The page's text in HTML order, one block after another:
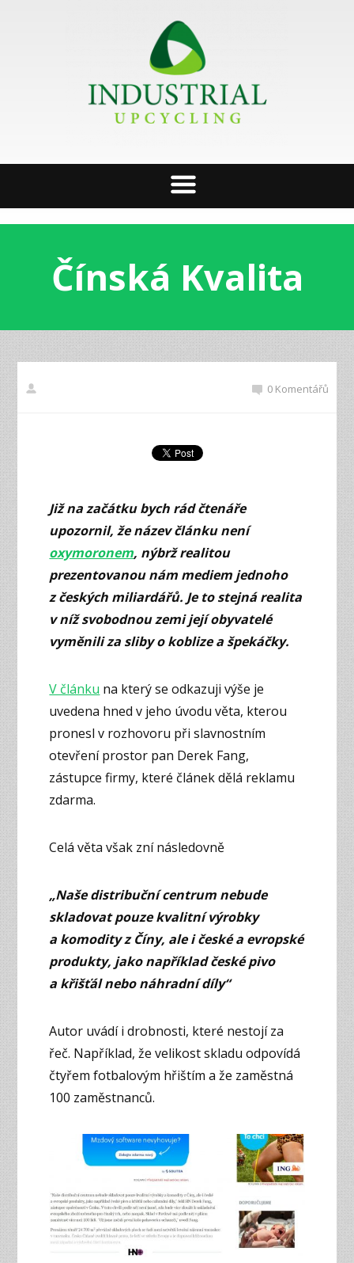
Čínská Kvalita
0 Komentářů
Již na začátku bych rád čtenáře
upozornil, že název článku není
oxymoronem, nýbrž realitou
prezentovanou nám mediem jednoho
z českých miliardářů. Je to stejná realita
v níž svobodnou zemi její obyvatelé
vyměnili za sliby o koblize a špekáčky.
V článku na který se odkazuji výše je
uvedena hned v jeho úvodu věta, kterou
pronesl v rozhovoru při slavnostním
otevření prostor pan Derek Fang,
zástupce firmy, které článek dělá reklamu
zdarma.
Celá věta však zní následovně
„Naše distribuční centrum nebude
skladovat pouze kvalitní výrobky
a komodity z Číny, ale i české a evropské
produkty, jako například české pivo
a křišťál nebo náhradní díly“
Autor uvádí i drobnosti, které nestojí za
řeč. Například, že velikost skladu odpovídá
čtyřem fotbalovým hřištím a že zaměstná
100 zaměstnanců.